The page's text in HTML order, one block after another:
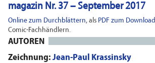
magazin Nr. 37 – September 2017
Online zum Durchblättern, als PDF zum Download
Comic-Fachhändlern.
AUTOREN
Zeichnung: Jean-Paul Krassinsky